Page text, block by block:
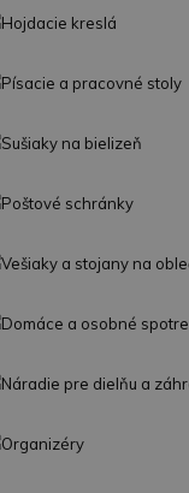
Hojdacie kreslá
Písacie a pracovné stoly
Sušiaky na bielizeň
Poštové schránky
Vešiaky a stojany na
Domáce a osobné
Náradie pre dielňu a
Organizéry